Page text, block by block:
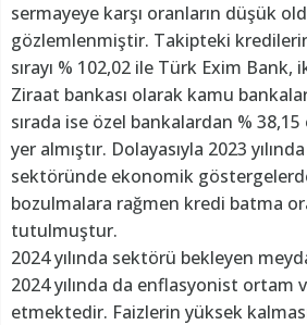
sermayeye karşı oranların düşük
gözlemlenmiştir. Takipteki kredilerin
sırayı % 102,02 ile Türk Exim Bank,
Ziraat bankası olarak kamu
sırada ise özel bankalardan %
yer almıştır. Dolayasıyla 2023
sektöründe ekonomik
bozulmalara rağmen kredi batma
tutulmuştur.
2024 yılında sektörü bekleyen
2024 yılında da enflasyonist ortam
etmektedir. Faizlerin yüksek